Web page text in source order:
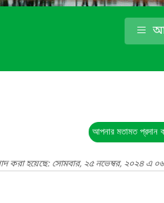
আপনার মতামত প্রদান
করা হয়েছে: সোমবার, ২৫ নভেম্বর, ২০২৪ এ